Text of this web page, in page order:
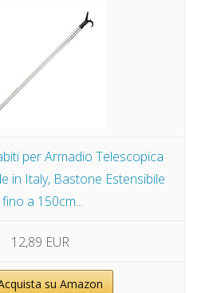
per Armadio Telescopica
in Italy, Bastone Estensibile
fino a 150cm...
12,89 EUR
su Amazon